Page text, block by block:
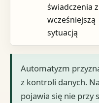
świadczenia z
wcześniejszą
sytuacją
Automatyzm
z kontroli danych.
pojawia się nie przy